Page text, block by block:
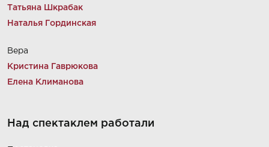
Татьяна Шкрабак
Наталья Гординская
Вера
Кристина Гаврюкова
Елена Климанова
Над спектаклем работали